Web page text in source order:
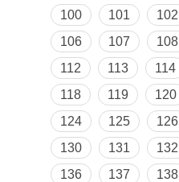
100
101 102
106
107 108
112
113 114
118
119 120
124
125 126
130
131 132
136
137 138